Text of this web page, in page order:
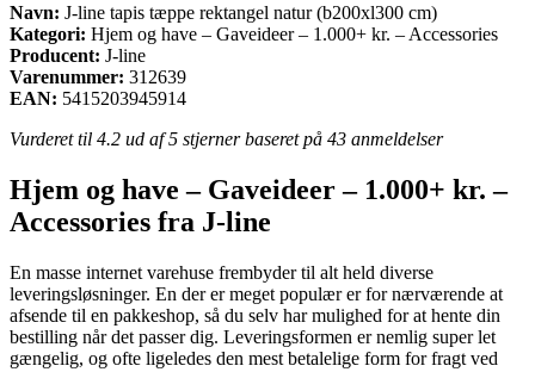
Navn: J-line tapis tæppe rektangel natur (b200xl300 cm)
Kategori: Hjem og have – Gaveideer – 1.000+ kr. – Accessories
Producent: J-line
Varenummer: 312639
EAN: 5415203945914
Vurderet til 4.2 ud af 5 stjerner baseret på 43 anmeldelser
Hjem og have – Gaveideer – 1.000+ kr. –
Accessories fra J-line
En masse internet varehuse frembyder til alt held diverse
leveringsløsninger. En der er meget populær er for nærværende at
afsende til en pakkeshop, så du selv har mulighed for at hente din
bestilling når det passer dig. Leveringsformen er nemlig super let
gængelig, og ofte ligeledes den mest betalelige form for fragt ved